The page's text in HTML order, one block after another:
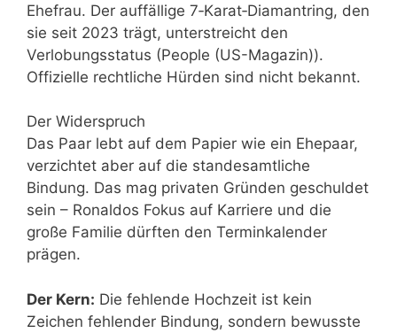
Ehefrau. Der auffällige 7‑Karat‑Diamantring, den
sie seit 2023 trägt, unterstreicht den
Verlobungsstatus (People (US-Magazin)).
Offizielle rechtliche Hürden sind nicht bekannt.
Der Widerspruch
Das Paar lebt auf dem Papier wie ein Ehepaar,
verzichtet aber auf die standesamtliche
Bindung. Das mag privaten Gründen geschuldet
sein – Ronaldos Fokus auf Karriere und die
große Familie dürften den Terminkalender
prägen.
Der Kern: Die fehlende Hochzeit ist kein
Zeichen fehlender Bindung, sondern bewusste